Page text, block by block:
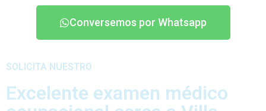
Conversemos por Whatsapp
SOLICITA NUESTRO
Excelente examen médico